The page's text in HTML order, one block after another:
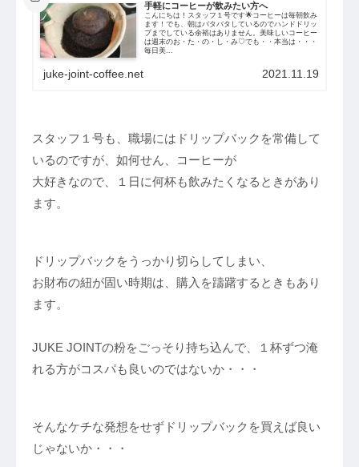
手軽にコーヒーが飲みたい方へ
こんにちは！スタッフ１号です🌟コーヒーは毎朝飲み
ます！でも、朝はバタバタしているのでハンドドリッ
プまでしている余裕はありません。美味しいコーヒー
は週末のお・た・の・し・み♡でも・・本当は・・・
毎日美...
juke-joint-coffee.net 2021.11.19
スタッフ１号も、職場にはドリップバックを常備して
いるのですが、如何せん、コーヒーが
大好きなので、１日に何杯も飲みたくなるときがあり
ます。
ドリップバックをうっかり切らしてしまい、
お財布の紐が固い時期は、購入を躊躇するときもあり
ます。
JUKE JOINTの粉をごっそり持ち込んで、１杯ずつ淹
れる方がコスパも良いのではないか・・・
そんなケチな発想をせずドリップバックを買えば良い
じゃないか・・・